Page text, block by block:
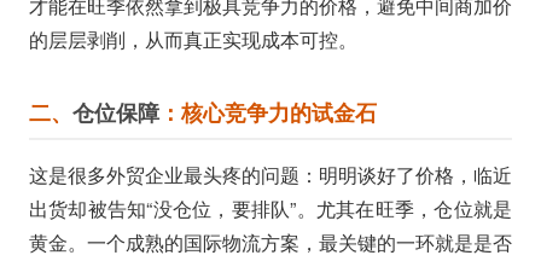
的层层剥削，从而真正实现成本可控。
二、 仓位保障 ：核心竞争力的试金石
这是很多外贸企业最头疼的问题：明明谈好了价格，临近
出货却被告知“没仓位，要排队”。尤其在旺季，仓位就是
黄金。一个成熟的国际物流方案，最关键的一环就是是否